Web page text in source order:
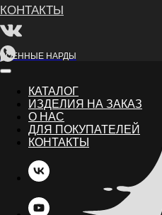
ВОЕННЫЕ НАРДЫ
КАТАЛОГ
ИЗДЕЛИЯ НА ЗАКАЗ
О НАС
ДЛЯ ПОКУПАТЕЛЕЙ
КОНТАКТЫ